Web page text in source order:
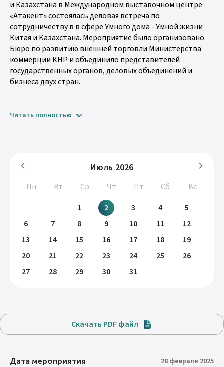
и Казахстана в Международном выставочном центре
«Атакент» состоялась деловая встреча по
сотрудничеству в в сфере Умного дома - Умной жизни
Китая и Казахстана. Мероприятие было организовано
Бюро по развитию внешней торговли Министерства
коммерции КНР и объединило представителей
государственных органов, деловых объединений и
бизнеса двух стран.
Читать полностью
Июль 2026
Пн Вт Ср Чт Пт Сб
Вс
1
2 3 4
5
6
7 8 9 10 11
12
13
14 15 16 17 18
19
20
21 22 23 24 25
26
27
28 29 30 31
Скачать PDF файл
Дата мероприятия 28 февраля 2025